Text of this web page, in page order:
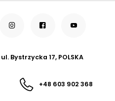
Bystrzycka 17, POLSKA
+48 603 902 368